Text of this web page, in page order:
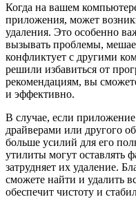
Когда на вашем
приложения, может
удаления. Это особенно
вызывать проблемы,
конфликтует с другими
решили избавиться от
рекомендациям, вы
и эффективно.
В случае, если
драйверами или другого
больше усилий для его
утилиты могут оставлять
затрудняет их удаление.
сможете найти и удалить
обеспечит чистоту и